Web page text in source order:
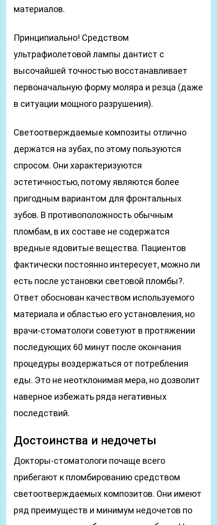
материалов.
Принципиально! Средством
ультрафиолетовой лампы дантист с
высочайшей точностью восстанавливает
первоначальную форму моляра и резца (даже
в ситуации мощного разрушения).
Светоотверждаемые композиты отлично
держатся на зубах, по этому пользуются
спросом. Они характеризуются
эстетичностью, потому являются более
пригодным вариантом для фронтальных
зубов. В противоположность обычным
пломбам, в их составе не содержатся
вредные ядовитые вещества. Пациентов
фактически постоянно интересует, можно ли
есть после установки световой пломбы?.
Ответ обоснован качеством используемого
материала и областью его установления, но
врачи-стоматологи советуют в протяжении
последующих 60 минут после окончания
процедуры воздержаться от потребления
еды. Это не неотклонимая мера, но дозволит
наверное избежать ряда негативных
последствий.
Достоинства и недочеты
Докторы-стоматологи почаще всего
прибегают к пломбированию средством
светоотверждаемых композитов. Они имеют
ряд преимуществ и минимум недочетов по